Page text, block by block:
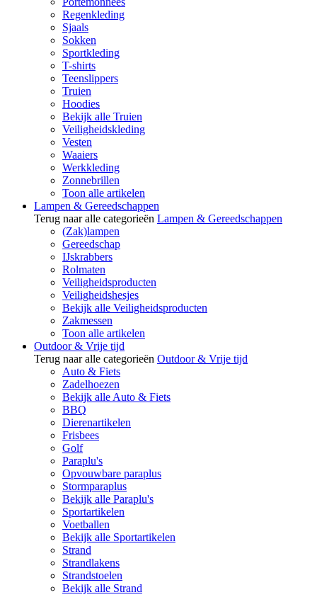
Regenkleding
Sjaals
Sokken
Sportkleding
T-shirts
Teenslippers
Truien
Hoodies
Bekijk alle Truien
Veiligheidskleding
Vesten
Waaiers
Werkkleding
Zonnebrillen
Toon alle artikelen
Lampen & Gereedschappen
Terug naar alle categorieën Lampen & Gereedschappen
(Zak)lampen
Gereedschap
IJskrabbers
Rolmaten
Veiligheidsproducten
Veiligheidshesjes
Bekijk alle Veiligheidsproducten
Zakmessen
Toon alle artikelen
Outdoor & Vrije tijd
Terug naar alle categorieën Outdoor & Vrije tijd
Auto & Fiets
Zadelhoezen
Bekijk alle Auto & Fiets
BBQ
Dierenartikelen
Frisbees
Golf
Paraplu's
Opvouwbare paraplus
Stormparaplus
Bekijk alle Paraplu's
Sportartikelen
Voetballen
Bekijk alle Sportartikelen
Strand
Strandlakens
Strandstoelen
Bekijk alle Strand